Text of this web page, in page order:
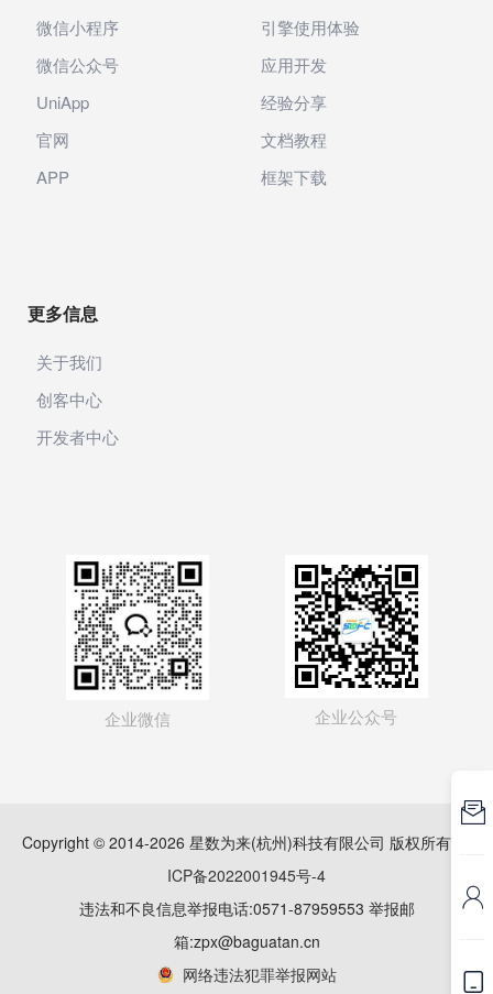
微信小程序
微信公众号
UniApp
官网
APP
引擎使用体验
应用开发
经验分享
文档教程
框架下载
更多信息
关于我们
创客中心
开发者中心
企业微信 企业公众号
Copyright © 2014-2026 星数为来(杭州)科技有限公司 版权所有
ICP备2022001945号-4
违法和不良信息举报电话:0571-87959553 举报邮
箱:zpx@baguatan.cn
网络违法犯罪举报网站


